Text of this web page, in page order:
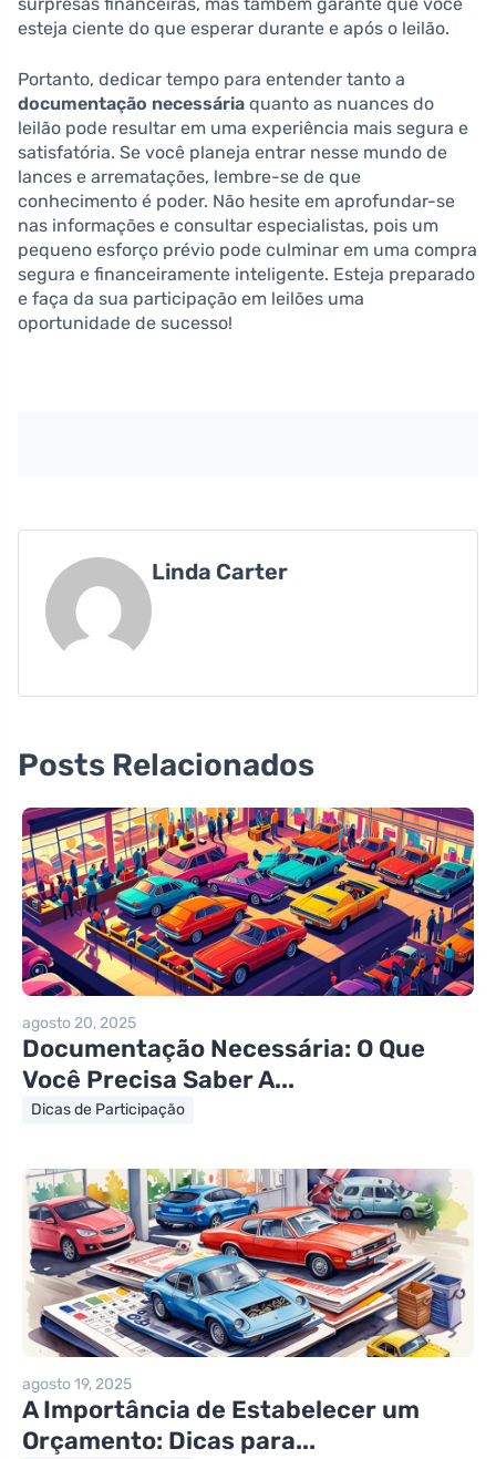
esteja ciente do que esperar durante e após o leilão.
Portanto, dedicar tempo para entender tanto a
documentação necessária quanto as nuances do
leilão pode resultar em uma experiência mais segura e
satisfatória. Se você planeja entrar nesse mundo de
lances e arrematações, lembre-se de que
conhecimento é poder. Não hesite em aprofundar-se
nas informações e consultar especialistas, pois um
pequeno esforço prévio pode culminar em uma compra
segura e financeiramente inteligente. Esteja preparado
e faça da sua participação em leilões uma
oportunidade de sucesso!
Linda Carter
Posts Relacionados
agosto 20, 2025
Documentação Necessária: O Que
Você Precisa Saber A...
Dicas de Participação
agosto 19, 2025
A Importância de Estabelecer um
Orçamento: Dicas para...